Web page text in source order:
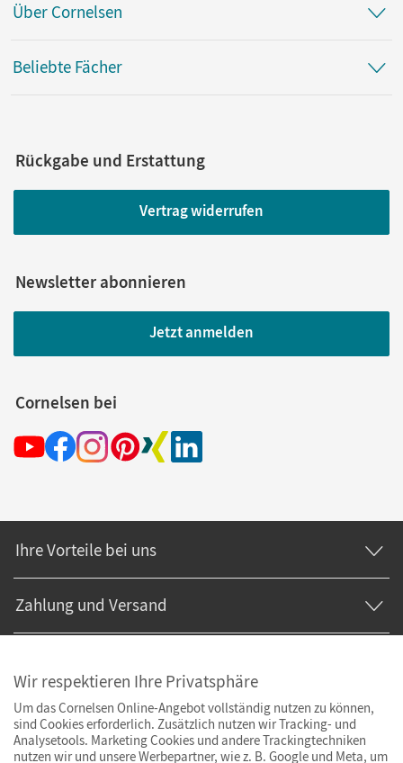
Über Cornelsen
Beliebte Fächer
Rückgabe und Erstattung
Vertrag widerrufen
Newsletter abonnieren
Jetzt anmelden
Cornelsen bei
Ihre Vorteile bei uns
Zahlung und Versand
Wir respektieren Ihre Privatsphäre
Um das Cornelsen Online-Angebot vollständig nutzen zu können,
sind Cookies erforderlich. Zusätzlich nutzen wir Tracking- und
Analysetools. Marketing Cookies und andere Trackingtechniken
nutzen wir und unsere Werbepartner, wie z. B. Google und Meta, um